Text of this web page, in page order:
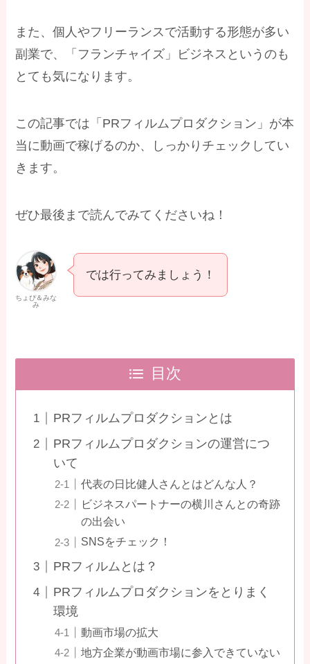
また、個人やフリーランスで活動する形態が多い
副業で、「フランチャイズ」ビジネスというのも
とても気になります。
この記事では「PRフィルムプロダクション」が本
当に動画で稼げるのか、しっかりチェックしてい
きます。
ぜひ最後まで読んでみてくださいね！
ちょぴ＆みな
み
では行ってみましょう！
目次
PRフィルムプロダクションとは
PRフィルムプロダクションの運営につ
いて
代表の日比健人さんとはどんな人？
ビジネスパートナーの横川さんとの奇跡
の出会い
SNSをチェック！
PRフィルムとは？
PRフィルムプロダクションをとりまく
環境
動画市場の拡大
地方企業が動画市場に参入できていない